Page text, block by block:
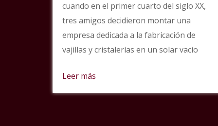
cuando en el primer cuarto del siglo XX,
tres amigos decidieron montar una
empresa dedicada a la fabricación de
vajillas y cristalerías en un solar vacío
Leer más